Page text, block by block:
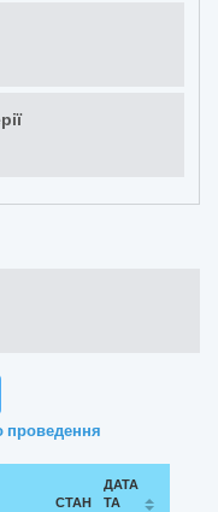
проведення
СТАН
ДАТА
ТА